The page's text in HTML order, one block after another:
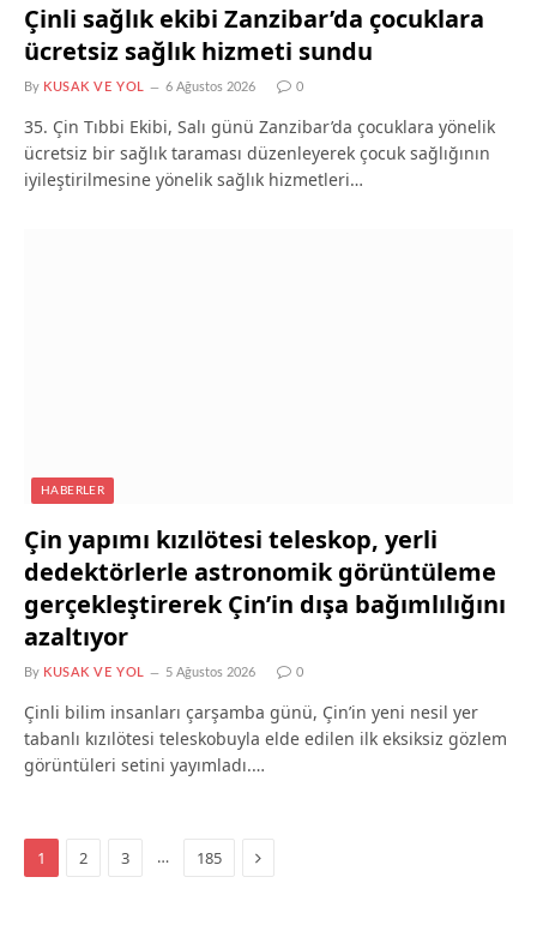
Çinli sağlık ekibi Zanzibar’da çocuklara
ücretsiz sağlık hizmeti sundu
By KUSAK VE YOL 6 Ağustos 2026 0
35. Çin Tıbbi Ekibi, Salı günü Zanzibar’da çocuklara yönelik
ücretsiz bir sağlık taraması düzenleyerek çocuk sağlığının
iyileştirilmesine yönelik sağlık hizmetleri…
HABERLER
Çin yapımı kızılötesi teleskop, yerli
dedektörlerle astronomik görüntüleme
gerçekleştirerek Çin’in dışa bağımlılığını
azaltıyor
By KUSAK VE YOL 5 Ağustos 2026 0
Çinli bilim insanları çarşamba günü, Çin’in yeni nesil yer
tabanlı kızılötesi teleskobuyla elde edilen ilk eksiksiz gözlem
görüntüleri setini yayımladı.…
1 2 3 … 185 Next